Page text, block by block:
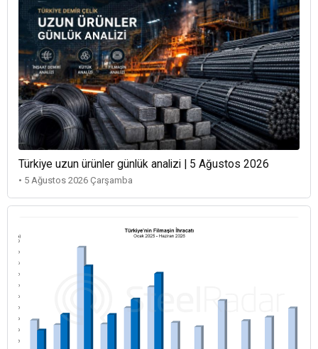
Türkiye uzun ürünler günlük analizi | 5 Ağustos 2026
• 5 Ağustos 2026 Çarşamba